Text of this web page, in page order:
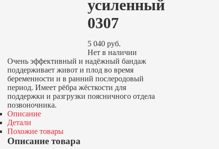
усиленный
0307
5 040руб.
Нет в наличии
Очень эффективный и надёжный бандаж
поддерживает живот и плод во время
беременности и в ранний послеродовый
период. Имеет рёбра жёсткости для
поддержки и разгрузки поясничного отдела
позвоночника.
Описание
Детали
Похожие товары
Описание товара